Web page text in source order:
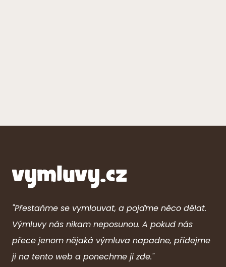
"Přestaňme se vymlouvat, a pojďme něco dělat.
Výmluvy nás nikam neposunou. A pokud nás
přece jenom nějaká výmluva napadne, přidejme
ji na tento web a ponechme ji zde."